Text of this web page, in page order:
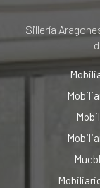
Sillería